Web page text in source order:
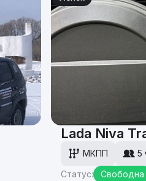
Lada Niva
МКПП 5
Статус:
Свободна